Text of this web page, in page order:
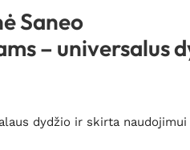
Saneo
– universalus
dydžio ir skirta